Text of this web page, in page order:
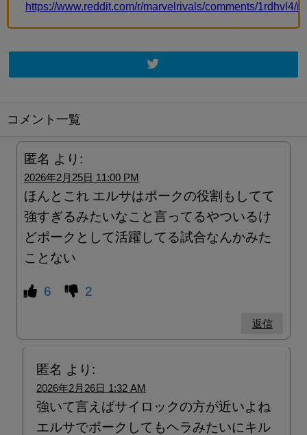
https://www.reddit.com/r/marvelrivals/comments/
コメント一覧
匿名 より:
2026年2月25日 11:00 PM
ほんとこれ エルサはポークの役割もしてて
強すぎるみたいなこと言ってるやついるけ
どポークとして活躍してる試合なんかみた
ことない
6 2
返信
匿名 より:
2026年2月26日 1:32 AM
強いて言えばサイロックの方が近いよね
エルサでポークしてもヘラみたいにキル